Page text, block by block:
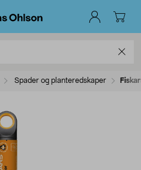
Spader og planteredskaper